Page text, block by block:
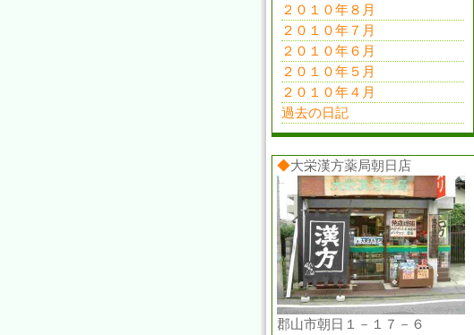
２０１０年８月
２０１０年７月
２０１０年６月
２０１０年５月
２０１０年４月
過去の日記
◆大栄漢方薬局朝日店
郡山市朝日１－１７－６